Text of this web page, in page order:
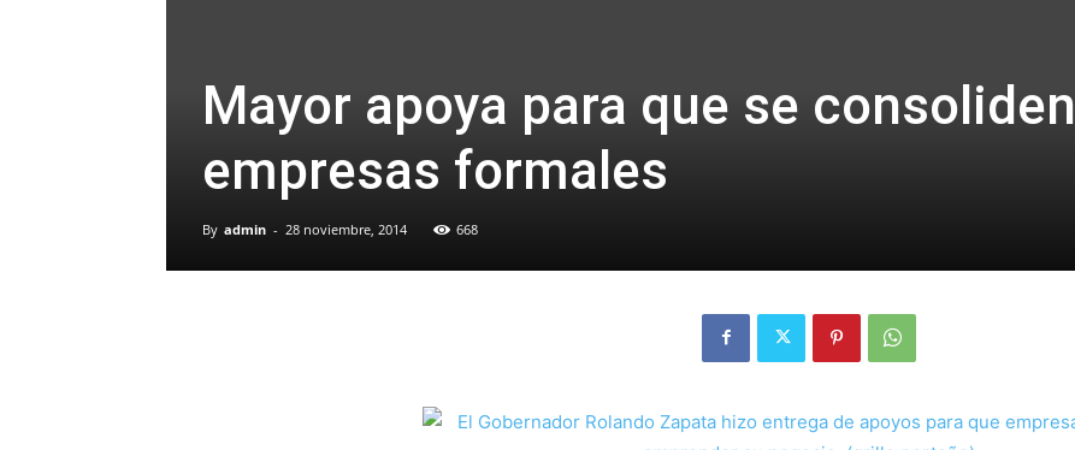
Mayor apoya para que se consoliden
empresas formales
By admin - 28 noviembre, 2014 668